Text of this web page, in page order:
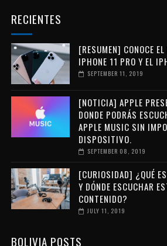
RECIENTES
[RESUMEN] CONOCE
IPHONE 11 PRO Y EL
SEPTEMBER 11, 2019
[NOTICIA] APPLE
DONDE PODRÁS
APPLE MUSIC SIN
DISPOSITIVO.
SEPTEMBER 08, 2019
[CURIOSIDAD] ¿QUÉ
Y DÓNDE ESCUCHAR
CONTENIDO?
JULY 11, 2019
BOLIVIA POSTS